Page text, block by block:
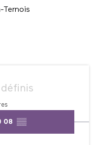
Ternois
08 ▒▒